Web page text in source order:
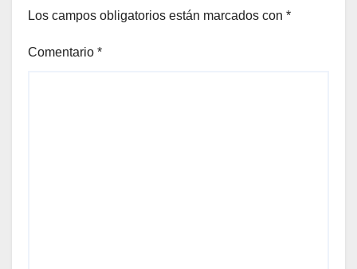
Los campos obligatorios están marcados con *
Comentario *